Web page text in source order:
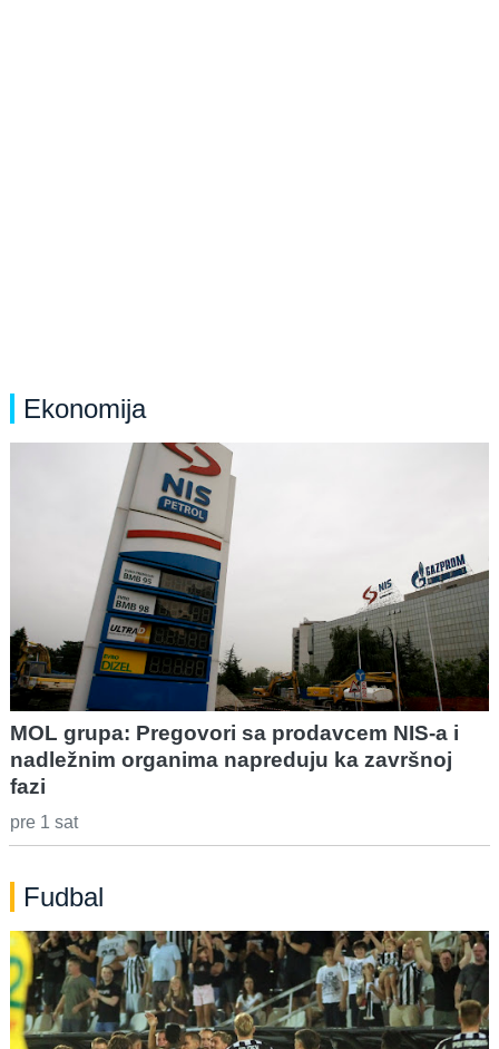
Ekonomija
MOL grupa: Pregovori sa prodavcem NIS-a i
nadležnim organima napreduju ka završnoj
fazi
pre 1 sat
Fudbal